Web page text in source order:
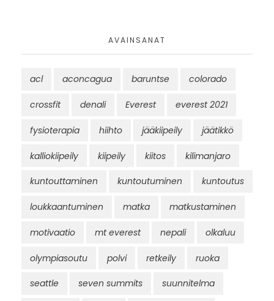
AVAINSANAT
acl aconcagua baruntse colorado
crossfit denali Everest everest 2021
fysioterapia hiihto jääkiipeily jäätikkö
kalliokiipeily kiipeily kiitos kilimanjaro
kuntouttaminen kuntoutuminen kuntoutus
loukkaantuminen matka matkustaminen
motivaatio mt everest nepali olkaluu
olympiasoutu polvi retkeily ruoka
seattle seven summits suunnitelma